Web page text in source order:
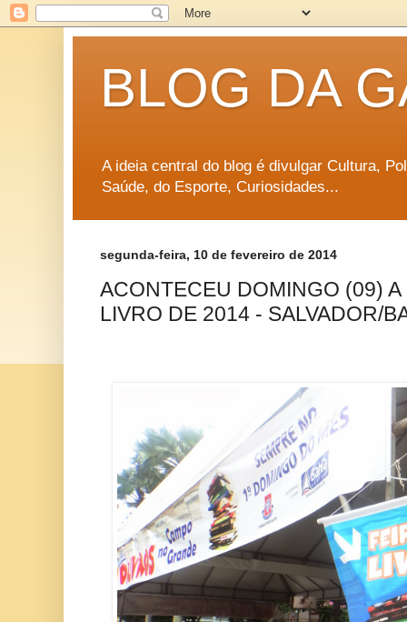
BLOG DA
A ideia central do blog é divulgar Cultura,
Saúde, do Esporte, Curiosidades...
segunda-feira, 10 de fevereiro de 2014
ACONTECEU DOMINGO (09)
LIVRO DE 2014 - SALVADOR/